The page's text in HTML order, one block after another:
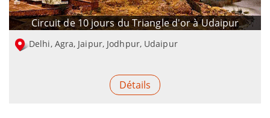
Circuit de 10 jours du Triangle d'or à Udaipur
Delhi, Agra, Jaipur, Jodhpur, Udaipur
Détails